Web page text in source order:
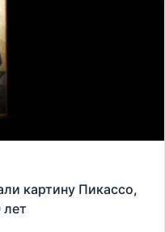
картину Пикассо,
лет